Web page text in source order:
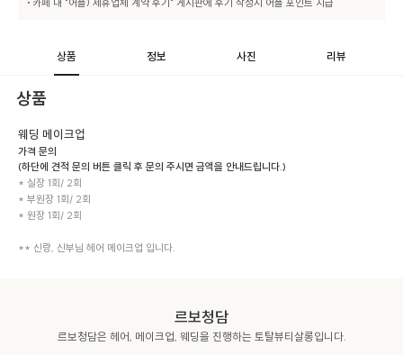
• 카페 내 "어플) 제휴업체 계약 후기" 게시판에 후기 작성시 어플 포인트 지급
상품 정보 사진 리뷰
상품
웨딩 메이크업
가격 문의
(하단에 견적 문의 버튼 클릭 후 문의 주시면 금액을 안내드립니다.)
* 실장 1회/ 2회
* 부원장 1회/ 2회
* 원장 1회/ 2회
** 신랑, 신부님 헤어 메이크업 입니다.
르보청담
르보청담은 헤어, 메이크업, 웨딩을 진행하는 토탈뷰티살롱입니다.